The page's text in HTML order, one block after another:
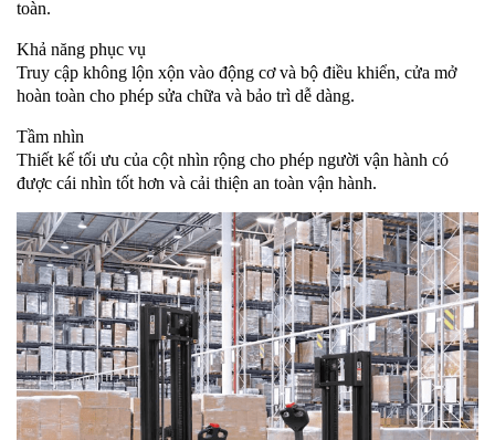
toàn.
Khả năng phục vụ
Truy cập không lộn xộn vào động cơ và bộ điều khiển, cửa mở
hoàn toàn cho phép sửa chữa và bảo trì dễ dàng.
Tầm nhìn
Thiết kế tối ưu của cột nhìn rộng cho phép người vận hành có
được cái nhìn tốt hơn và cải thiện an toàn vận hành.